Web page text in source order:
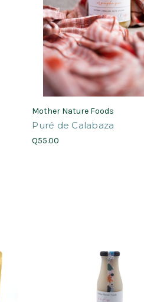
Mother Nature Foods
Puré de Calabaza
Q55.00